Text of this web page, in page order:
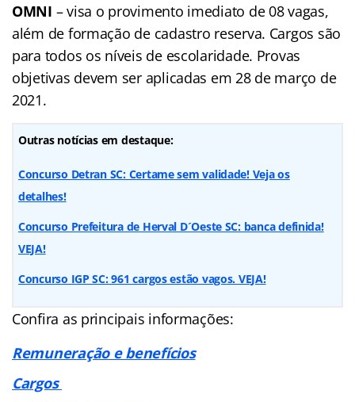
OMNI – visa o provimento imediato de 08 vagas,
além de formação de cadastro reserva. Cargos são
para todos os níveis de escolaridade. Provas
objetivas devem ser aplicadas em 28 de março de
2021.
Outras notícias em destaque:
Concurso Detran SC: Certame sem validade! Veja os
detalhes!
Concurso Prefeitura de Herval D´Oeste SC: banca definida!
VEJA!
Concurso IGP SC: 961 cargos estão vagos. VEJA!
Confira as principais informações:
Remuneração e benefícios
Cargos